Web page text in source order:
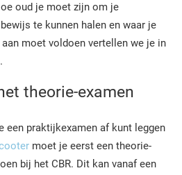
oud je moet zijn om je
te kunnen halen en waar je
aan moet voldoen vertellen we je in
theorie-examen
een praktijkexamen af kunt leggen
moet je eerst een theorie-
bij het CBR. Dit kan vanaf een